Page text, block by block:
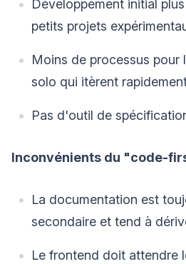
Développement initial
petits projets
Moins de processus pour
solo qui itèrent
Pas d'outil de
Inconvénients du "code-
La documentation est
secondaire et tend à
Le frontend doit attendre